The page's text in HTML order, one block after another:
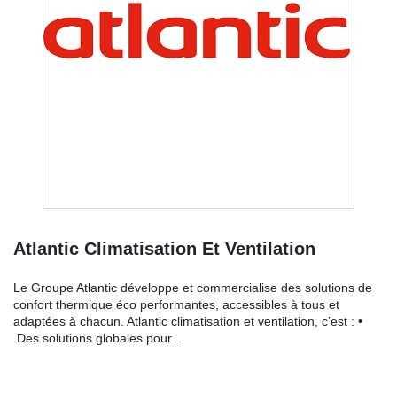
Atlantic Climatisation Et Ventilation
Le Groupe Atlantic développe et commercialise des solutions de
confort thermique éco performantes, accessibles à tous et
adaptées à chacun. Atlantic climatisation et ventilation, c’est : •
Des solutions globales pour...